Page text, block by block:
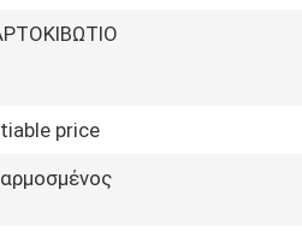
price